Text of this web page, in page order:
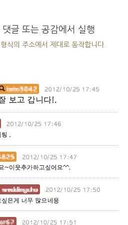
글 또는 공감에서 실행
식의 주소에서 제대로 동작합니다.